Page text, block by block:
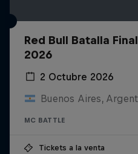
Red Bull Batalla
2026
2 Octubre 2026
Buenos Aires,
MC BATTLE
Tickets a la venta